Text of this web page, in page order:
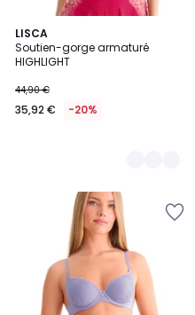
LISCA
Soutien-gorge armaturé
HIGHLIGHT
44,90 €
35,92 € -20%
2
Couleurs